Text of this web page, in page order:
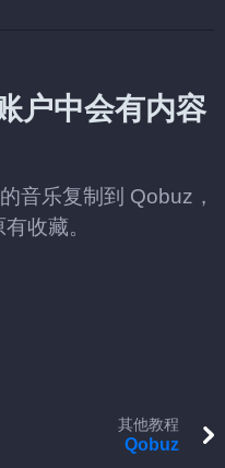
户中会有内容
音乐复制到 Qobuz，
收藏。
其他教程
Qobuz